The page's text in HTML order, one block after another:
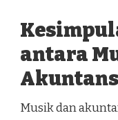
antara
Musik dan